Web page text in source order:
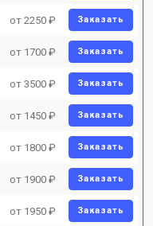
от 2250 ₽ Заказать
от 1700 ₽ Заказать
от 3500 ₽ Заказать
от 1450 ₽ Заказать
от 1800 ₽ Заказать
от 1900 ₽ Заказать
от 1950 ₽ Заказать